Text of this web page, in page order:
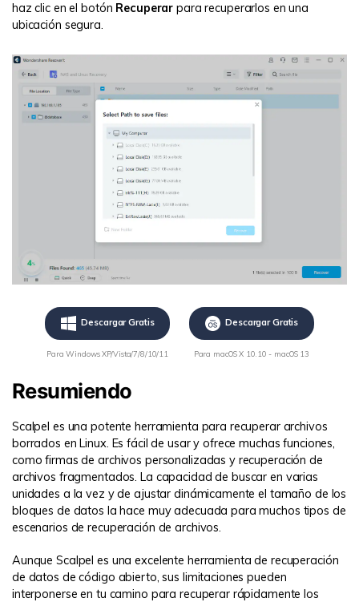
haz clic en el botón Recuperar para recuperarlos en una
ubicación segura.
Descargar Gratis
Para Windows XP/Vista/7/8/10/11
Descargar Gratis
Para macOS X 10.10 - macOS 13
Resumiendo
Scalpel es una potente herramienta para recuperar archivos
borrados en Linux. Es fácil de usar y ofrece muchas funciones,
como firmas de archivos personalizadas y recuperación de
archivos fragmentados. La capacidad de buscar en varias
unidades a la vez y de ajustar dinámicamente el tamaño de los
bloques de datos la hace muy adecuada para muchos tipos de
escenarios de recuperación de archivos.
Aunque Scalpel es una excelente herramienta de recuperación
de datos de código abierto, sus limitaciones pueden
interponerse en tu camino para recuperar rápidamente los